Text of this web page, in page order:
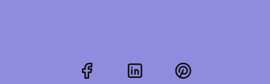
FacebookLinkedInPinterest